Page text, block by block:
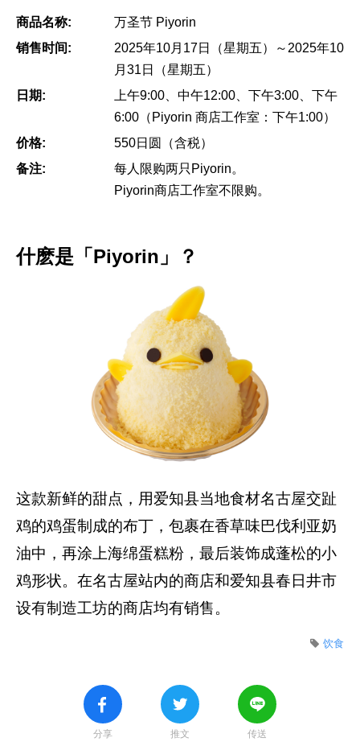
商品名称:
万圣节 Piyorin
销售时间:
2025年10月17日（星期五）～2025年10
月31日（星期五）
日期:
上午9:00、中午12:00、下午3:00、下午
6:00（Piyorin 商店工作室：下午1:00）
价格:
550日圆（含税）
备注:
每人限购两只Piyorin。
Piyorin商店工作室不限购。
什麽是「Piyorin」？
这款新鲜的甜点，用爱知县当地食材名古屋交趾
鸡的鸡蛋制成的布丁，包裹在香草味巴伐利亚奶
油中，再涂上海绵蛋糕粉，最后装饰成蓬松的小
鸡形状。在名古屋站内的商店和爱知县春日井市
设有制造工坊的商店均有销售。
饮食
分享 推文 传送